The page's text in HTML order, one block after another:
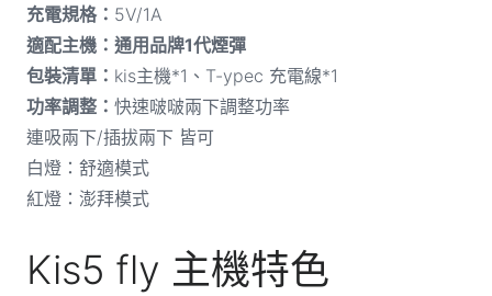
充電規格： 5V/1A
適配主機：通用品牌1代煙彈
包裝清單： kis主機*1、T-ypec 充電線*1
功率調整： 快速啵啵兩下調整功率
連吸兩下/插拔兩下 皆可
白燈：舒適模式
紅燈：澎拜模式
Kis5 fly 主機特色